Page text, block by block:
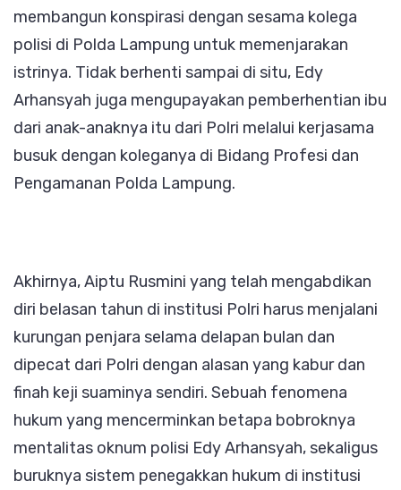
membangun konspirasi dengan sesama kolega
polisi di Polda Lampung untuk memenjarakan
istrinya. Tidak berhenti sampai di situ, Edy
Arhansyah juga mengupayakan pemberhentian ibu
dari anak-anaknya itu dari Polri melalui kerjasama
busuk dengan koleganya di Bidang Profesi dan
Pengamanan Polda Lampung.
Akhirnya, Aiptu Rusmini yang telah mengabdikan
diri belasan tahun di institusi Polri harus menjalani
kurungan penjara selama delapan bulan dan
dipecat dari Polri dengan alasan yang kabur dan
finah keji suaminya sendiri. Sebuah fenomena
hukum yang mencerminkan betapa bobroknya
mentalitas oknum polisi Edy Arhansyah, sekaligus
buruknya sistem penegakkan hukum di institusi